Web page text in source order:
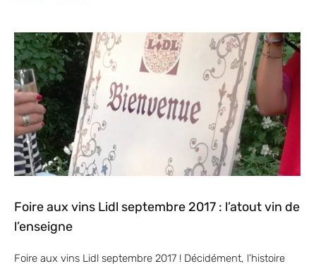
Foire aux vins Lidl septembre 2017 : l’atout vin de
l’enseigne
Foire aux vins Lidl septembre 2017 ! Décidément, l’histoire